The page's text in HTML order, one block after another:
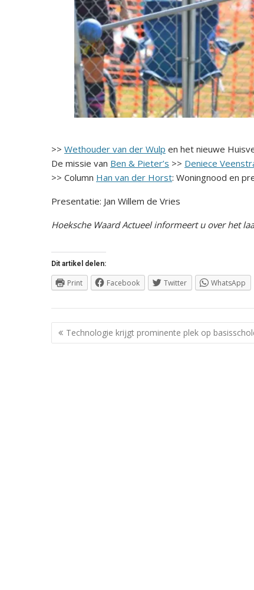
>> Wethouder van der Wulp en het nieuwe
De missie van Ben & Pieter’s >> Deniece
>> Column Han van der Horst: Woningnood en
Presentatie: Jan Willem de Vries
Hoeksche Waard Actueel informeert u over het
Dit artikel delen:
Print Facebook Twitter WhatsApp
Berichtnavigatie
Technologie krijgt prominente plek op